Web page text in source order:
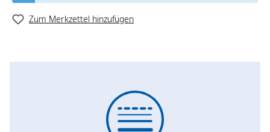
Zum Merkzettel hinzufügen